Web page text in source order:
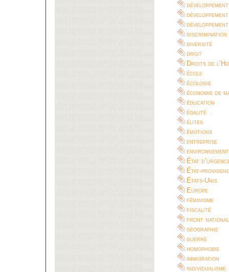
développement
discrimination
diversité
droit
Droits de
école
écologie
économie de
éducation
égalité
élites
émotions
entreprise
environnement
État
État-
États-Unis
Europe
féminisme
fiscalité
front national
géographie
guerre
homophobie
immigration
individualisme